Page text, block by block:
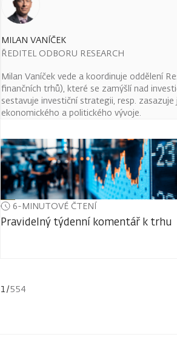
MILAN VANÍČEK
ŘEDITEL ODBORU RESEARCH
Milan Vaníček vede a koordinuje oddělení
finančních trhů), které se zamýšlí nad
sestavuje investiční strategii, resp. zasazuje
ekonomického a politického vývoje.
6-MINUTOVÉ ČTENÍ
Pravidelný týdenní komentář k trhu
1/554